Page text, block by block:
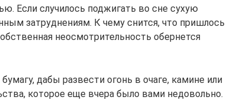
Если случилось поджигать во сне сухую
затруднениям. К чему снится, что пришлось
неосмотрительность обернется
дабы развести огонь в очаге, камине или
которое еще вчера было вами недовольно.